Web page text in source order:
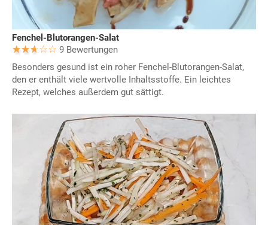
Fenchel-Blutorangen-Salat
9 Bewertungen
Besonders gesund ist ein roher Fenchel-Blutorangen-Salat,
den er enthält viele wertvolle Inhaltsstoffe. Ein leichtes
Rezept, welches außerdem gut sättigt.